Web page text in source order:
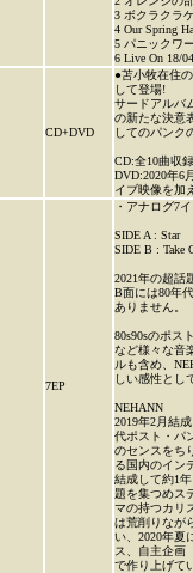
3 ボクラクラ
4 Our Spring
5 パニックワ
6 Live On 18/
CD+DVD
●苫小牧在住
して登場!
サードアルバ
の新たな決意
してのパンク
CD:全10曲収録
DVD:2020年6
イブ映像を加
7EP
・アナログ7
SIDE A : Star
SIDE B : Take
2021年の超話
B面には80年
ありません。
80s90sのポス
など様々な音
ルも含め、
しい感性とし
NEHANN
2019年2月結
代ポスト・パ
のセンスをち
る国内のイン
結成して約1
題を集つめス
マの持つカリ
は荒削りなが
い、2020年夏
ス、自主企画
で作り上げて